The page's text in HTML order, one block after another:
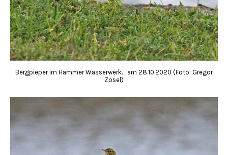
Bergpieper im Hammer Wasserwerk…..am 28.10.2020 (Foto: Gregor
Zosel)